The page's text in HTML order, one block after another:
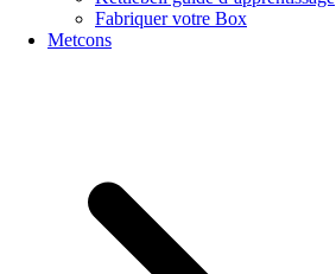
Fabriquer votre Box
Metcons